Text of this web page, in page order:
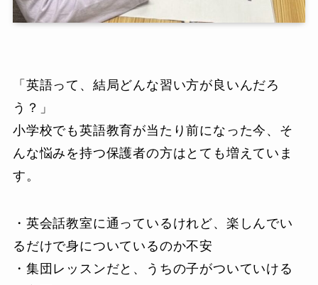
「英語って、結局どんな習い方が良いんだろ
う？」
小学校でも英語教育が当たり前になった今、そ
んな悩みを持つ保護者の方はとても増えていま
す。
・英会話教室に通っているけれど、楽しんでい
るだけで身についているのか不安
・集団レッスンだと、うちの子がついていける